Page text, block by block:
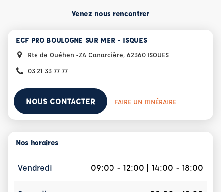
Venez nous rencontrer
ECF PRO BOULOGNE SUR MER - ISQUES
Rte de Quéhen -ZA Canardière, 62360 ISQUES
03 21 33 77 77
NOUS CONTACTER FAIRE UN ITINÉRAIRE
Nos horaires
Vendredi 09:00 - 12:00 | 14:00 - 18:00